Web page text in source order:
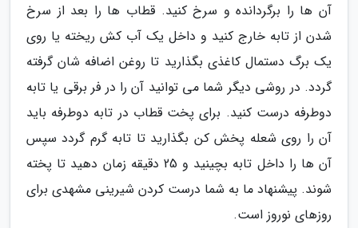
آن ها را برگردانده و سرخ کنید. قطاب ها را بعد از سرخ
شدن از تابه خارج کنید و داخل یک آب کش ریخته یا روی
یک برگ دستمال کاغذی بگذارید تا روغن اضافه شان گرفته
گردد. در روشی دیگر شما می توانید آن را در فر برقی یا تابه
دوطرفه درست کنید. برای پخت قطاب در تابه دوطرفه باید
آن را روی شعله پخش کن بگذارید تا تابه گرم گردد سپس
آن ها را داخل تابه بچینید و 25 دقیقه زمان دهید تا پخته
شوند. پیشنهاد ما به شما درست کردن شیرینی مشهدی برای
روزهای نوروز است.